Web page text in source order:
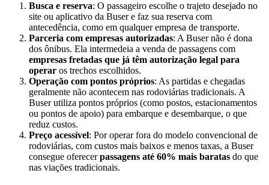
Busca e reserva: O passageiro escolhe o trajeto desejado no
site ou aplicativo da Buser e faz sua reserva com
antecedência, como em qualquer empresa de transporte.
Parceria com empresas autorizadas: A Buser não é dona
dos ônibus. Ela intermedeia a venda de passagens com
empresas fretadas que já têm autorização legal para
operar os trechos escolhidos.
Operação com pontos próprios: As partidas e chegadas
geralmente não acontecem nas rodoviárias tradicionais. A
Buser utiliza pontos próprios (como postos, estacionamentos
ou pontos de apoio) para embarque e desembarque, o que
reduz custos.
Preço acessível: Por operar fora do modelo convencional de
rodoviárias, com custos mais baixos e menos taxas, a Buser
consegue oferecerpassagens até 60% mais baratas do que
nas viações tradicionais.